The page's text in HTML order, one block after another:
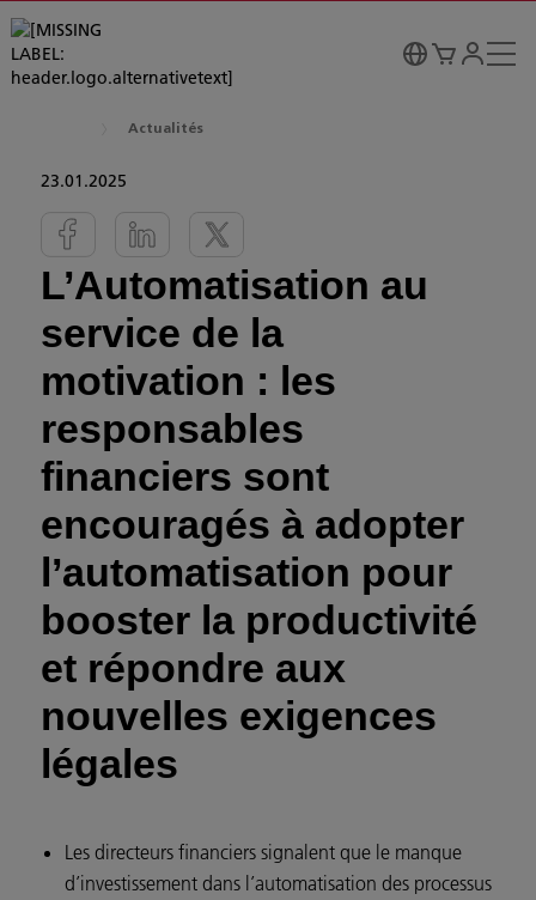
Actualités
23.01.2025
L’Automatisation au
service de la
motivation : les
responsables
financiers sont
encouragés à adopter
l’automatisation pour
booster la productivité
et répondre aux
nouvelles exigences
légales
Les directeurs financiers signalent que le manque
d’investissement dans l’automatisation des processus